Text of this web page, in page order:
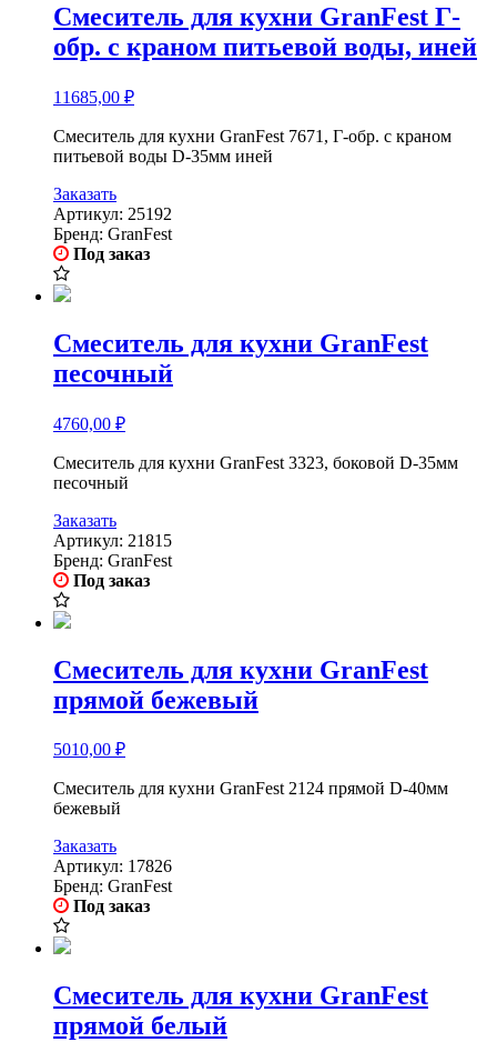
Смеситель для кухни GranFest Г-
обр. с краном питьевой воды, иней
11685,00 ₽
Смеситель для кухни GranFest 7671, Г-обр. с краном
питьевой воды D-35мм иней
Заказать
Артикул: 25192
Бренд: GranFest
Под заказ
Смеситель для кухни GranFest
песочный
4760,00 ₽
Смеситель для кухни GranFest 3323, боковой D-35мм
песочный
Заказать
Артикул: 21815
Бренд: GranFest
Под заказ
Смеситель для кухни GranFest
прямой бежевый
5010,00 ₽
Смеситель для кухни GranFest 2124 прямой D-40мм
бежевый
Заказать
Артикул: 17826
Бренд: GranFest
Под заказ
Смеситель для кухни GranFest
прямой белый